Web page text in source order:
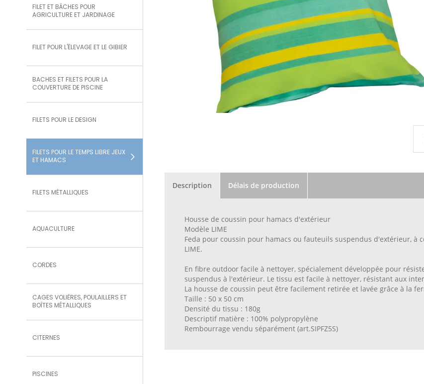
FILET ET BÂCHES POUR
AGRICULTURE ET JARDINAGE
FILET POUR L'ÉLEVAGE ET LE GIBIER
BACHES ET FILETS POUR LA
COUVERTURE DE PISCINE
FILETS POUR LE DESIGN
FILETS POUR LE TEMPS LIBRE JEUX
ET HAMACS
FILETS MÉTALLIQUES
AQUACULTURE
CORDES
CAGES VOLIÈRES, POULAILLERS ET
BOÎTES MÉTALLIQUES
CITERNES
PISCINES
Description Délais de production
Housse de coussin pour hamacs d'extérieur
Modèle LIME
Feda pour coussin pour hamacs ou fauteuils suspendus d'extérieur, à
LIME.
En fibre outdoor facile à nettoyer, spécialement développée pour
suspendus à l'extérieur. Le tissu est facile à nettoyer, résistant aux
La housse de coussin peut être facilement retirée et lavée grâce à la
Taille : 50 x 50 cm
Densité du tissu : 180g
Descriptif matière : 100% polypropylène
Rembourrage vendu séparément (art.SIPFZ5S)